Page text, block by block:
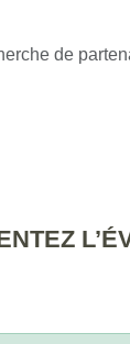
de